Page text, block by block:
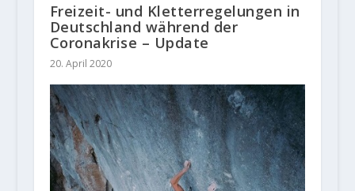
Freizeit- und Kletterregelungen in
Deutschland während der
Coronakrise – Update
20. April 2020